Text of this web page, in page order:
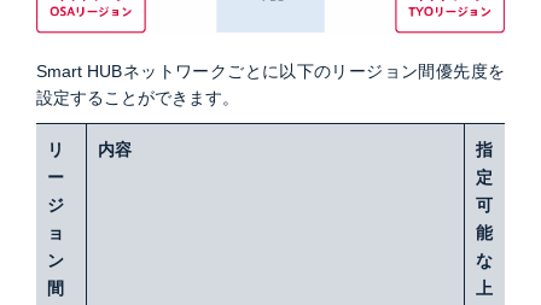
Smart HUBネットワークごとに以下のリージョン間優先度を
設定することができます。
リ
ー
ジ
ョ
ン
間
内容
指
定
可
能
な
上